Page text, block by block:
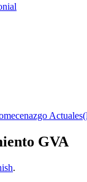
Actuales
GVA
.